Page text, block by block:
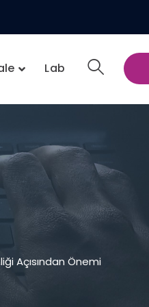
Lab
Açısından Önemi